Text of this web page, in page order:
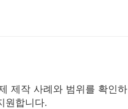
제작 사례와 범위를 확인하
원합니다.